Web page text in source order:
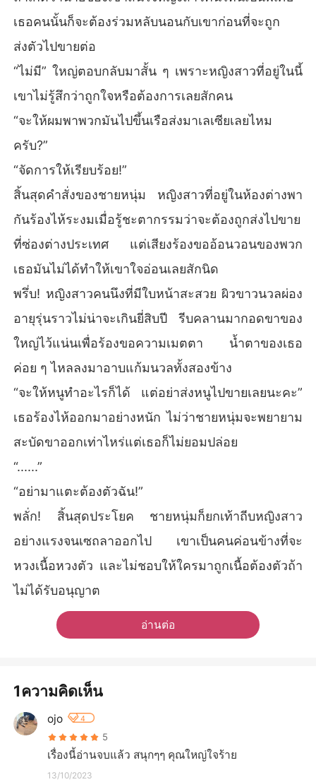
เธอคนนั้นก็จะต้องร่วมหลับนอนกับเขาก่อนที่จะถูก
ส่งตัวไปขายต่อ
“ไม่มี” ใหญ่ตอบกลับมาสั้น ๆ เพราะหญิงสาวที่อยู่ในนี้
เขาไม่รู้สึกว่าถูกใจหรือต้องการเลยสักคน
“จะให้ผมพาพวกมันไปขึ้นเรือส่งมาเลเซียเลยไหม
ครับ?”
“จัดการให้เรียบร้อย!”
สิ้นสุดคำสั่งของชายหนุ่ม หญิงสาวที่อยู่ในห้องต่างพา
กันร้องไห้ระงมเมื่อรู้ชะตากรรมว่าจะต้องถูกส่งไปขาย
ที่ซ่องต่างประเทศ แต่เสียงร้องขออ้อนวอนของพวก
เธอมันไม่ได้ทำให้เขาใจอ่อนเลยสักนิด
พรึ่บ! หญิงสาวคนนึงที่มีใบหน้าสะสวย ผิวขาวนวลผ่อง
อายุรุ่นราวไม่น่าจะเกินยี่สิบปี รีบคลานมากอดขาของ
ใหญ่ไว้แน่นเพื่อร้องขอความเมตตา น้ำตาของเธอ
ค่อย ๆ ไหลลงมาอาบแก้มนวลทั้งสองข้าง
“จะให้หนูทำอะไรก็ได้ แต่อย่าส่งหนูไปขายเลยนะคะ”
เธอร้องไห้ออกมาอย่างหนัก ไม่ว่าชายหนุ่มจะพยายาม
สะบัดขาออกเท่าไหร่แต่เธอก็ไม่ยอมปล่อย
“......”
“อย่ามาแตะต้องตัวฉัน!”
พลั่ก! สิ้นสุดประโยค ชายหนุ่มก็ยกเท้าถีบหญิงสาว
อย่างแรงจนเซถลาออกไป เขาเป็นคนค่อนข้างที่จะ
หวงเนื้อหวงตัว และไม่ชอบให้ใครมาถูกเนื้อต้องตัวถ้า
ไม่ได้รับอนุญาต
อ่านต่อ
1ความคิดเห็น
ojo 4
5
เรื่องนี้อ่านจบแล้ว สนุกๆๆ คุณใหญ่ใจร้าย
13/10/2023